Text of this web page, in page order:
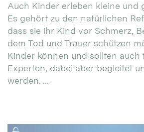
Auch Kinder erleben kleine und
Es gehört zu den natürlichen
dass sie ihr Kind vor Schmerz,
dem Tod und Trauer schützen
Kinder können und sollten auch
Experten, dabei aber begleitet
werden. ...